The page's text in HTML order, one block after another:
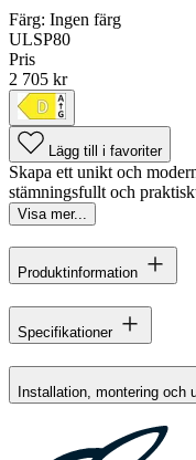
Färg: Ingen färg
ULSP80
Pris
2 705 kr
Lägg till i favoriter
Skapa ett unikt och
stämningsfullt och
Visa mer...
Produktinformation
Specifikationer
Installation, montering och